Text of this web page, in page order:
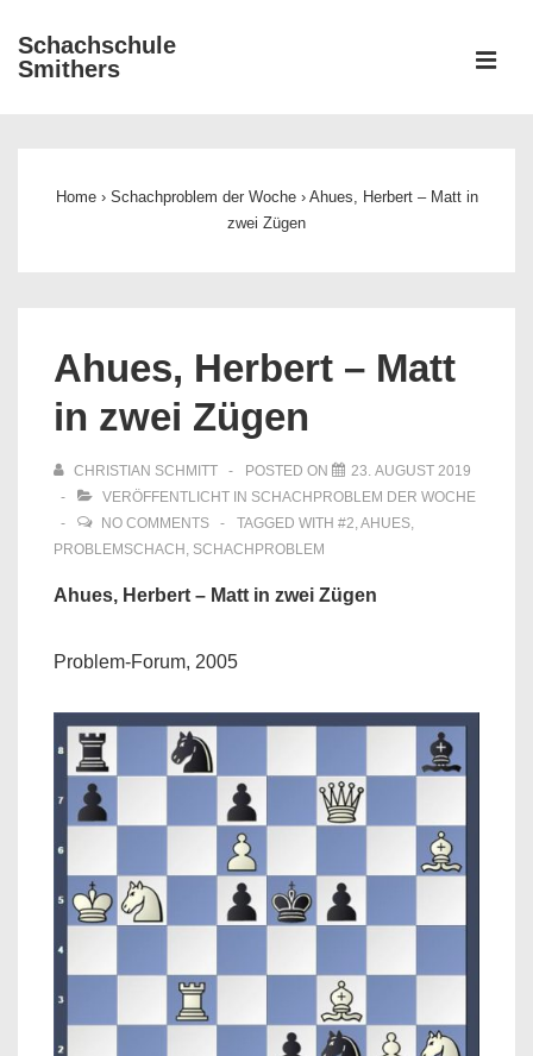
Zum
Inhalt
Schachschule
Smithers
Home › Schachproblem der Woche › Ahues, Herbert – Matt in
zwei Zügen
Ahues, Herbert – Matt
in zwei Zügen
CHRISTIAN SCHMITT POSTED ON
23. AUGUST 2019
VERÖFFENTLICHT IN SCHACHPROBLEM DER WOCHE
NO COMMENTS
TAGGED WITH #2,AHUES,
PROBLEMSCHACH , SCHACHPROBLEM
Ahues, Herbert – Matt in zwei Zügen
Problem-Forum, 2005